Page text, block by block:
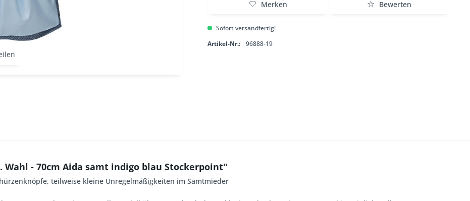
Merken Bewerten
Sofort versandfertig!
Artikel-Nr.:
96888-19
- 70cm Aida samt indigo blau Stockerpoint"
teilweise kleine Unregelmäßigkeiten im Samtmieder